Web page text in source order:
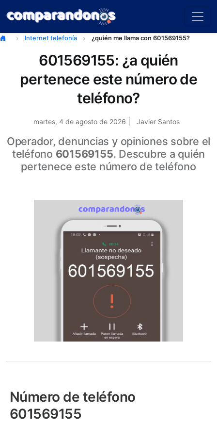
Internet telefonía ¿quién me llama con 601569155?
601569155: ¿a quién
pertenece este número de
teléfono?
martes, 4 de agosto de 2026 Javier Santos
Operador, denuncias y opiniones sobre el
teléfono 601569155. Descubre a quién
pertenece este número de teléfono
Número de teléfono
601569155